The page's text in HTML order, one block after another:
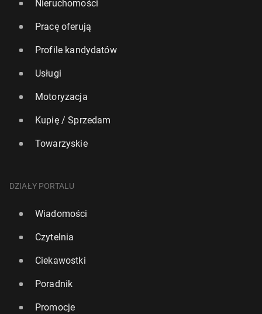
Nieruchomości
Pracę oferują
Profile kandydatów
Usługi
Motoryzacja
Kupię / Sprzedam
Towarzyskie
DZIAŁY PORTALU
Wiadomości
Czytelnia
Ciekawostki
Poradnik
Promocje